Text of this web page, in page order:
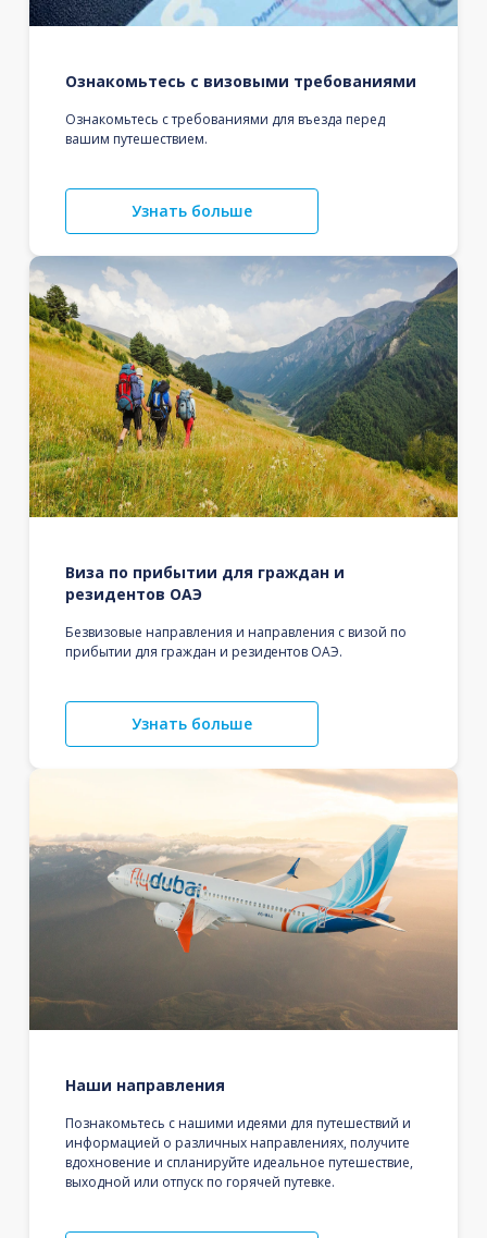
Ознакомьтесь с визовыми требованиями
Ознакомьтесь с требованиями для въезда перед
вашим путешествием.
Узнать больше
Виза по прибытии для граждан и
резидентов ОАЭ
Безвизовые направления и направления с визой по
прибытии для граждан и резидентов ОАЭ.
Узнать больше
Наши направления
Познакомьтесь с нашими идеями для путешествий и
информацией о различных направлениях, получите
вдохновение и спланируйте идеальное путешествие,
выходной или отпуск по горячей путевке.